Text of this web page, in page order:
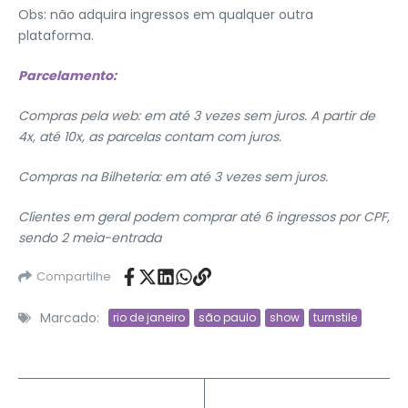
Obs: não adquira ingressos em qualquer outra
plataforma.
Parcelamento:
Compras pela web: em até 3 vezes sem juros. A partir de
4x, até 10x, as parcelas contam com juros.
Compras na Bilheteria: em até 3 vezes sem juros.
Clientes em geral podem comprar até 6 ingressos por CPF,
sendo 2 meia-entrada
Compartilhe
Marcado: rio de janeiro são paulo show turnstile